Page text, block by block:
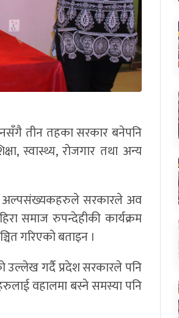
तीन तहका सरकार बनेपनि
स्वास्थ्य, रोजगार तथा अन्य
अल्पसंख्यकहरुले सरकारले अव
समाज रुपन्देहीकी कार्यक्रम
गरिएको बताइन ।
उल्लेख गर्दै प्रदेश सरकारले पनि
वहालमा बस्ने समस्या पनि